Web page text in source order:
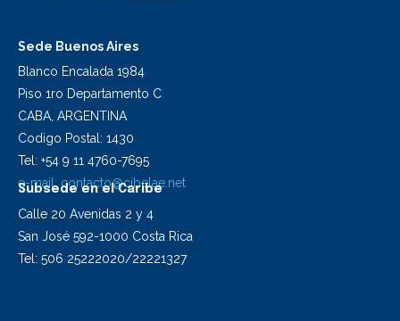
Sede Buenos Aires
Blanco Encalada 1984
Piso 1ro Departamento C
CABA, ARGENTINA
Codigo Postal: 1430
Tel: +54 9 11 4760-7695
e-mail: contacto@cibelae.net
Subsede en el Caribe
Calle 20 Avenidas 2 y 4
San José 592-1000 Costa Rica
Tel: 506 25222020/22221327